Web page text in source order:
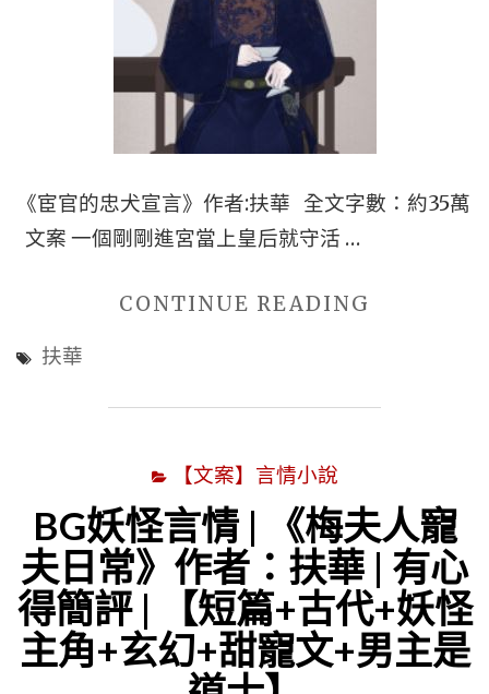
情
小
文】|
+雙
總
(男
主
《宦官的忠犬宣言》作者:扶華 全文字數：約35萬
文案 一個剛剛進宮當上皇后就守活 …
CONTINUE READING
真
言
情
小
說
|
扶華
【文案】言情小說
BG妖怪言情 | 《梅夫人寵
夫日常》作者：扶華 | 有心
得簡評 | 【短篇+古代+妖怪
主角+玄幻+甜寵文+男主是